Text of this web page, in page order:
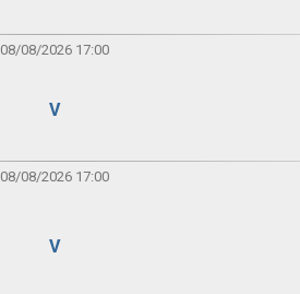
08/08/2026 17:00
V
08/08/2026 17:00
V